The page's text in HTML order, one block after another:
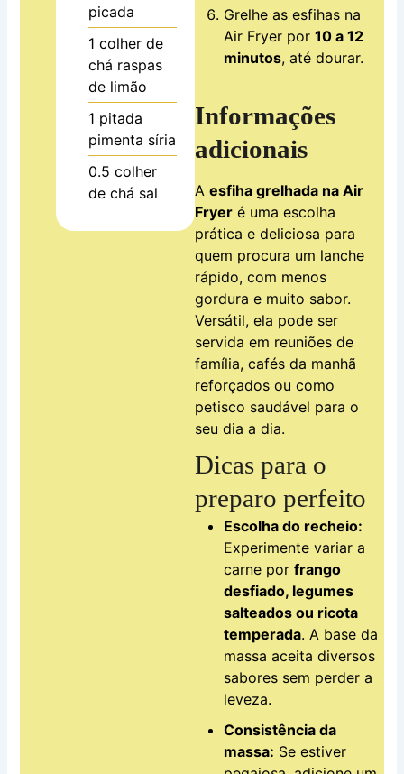
picada
1 colher de
chá raspas
de limão
1 pitada
pimenta síria
0.5 colher
de chá sal
Grelhe as esfihas na
Air Fryer por10 a 12
minutos, até dourar.
Informações
adicionais
Aesfiha grelhada na Air
Fryer é uma escolha
prática e deliciosa para
quem procura um lanche
rápido, com menos
gordura e muito sabor.
Versátil, ela pode ser
servida em reuniões de
família, cafés da manhã
reforçados ou como
petisco saudável para o
seu dia a dia.
Dicas para o
preparo perfeito
Escolha do recheio:
Experimente variar a
carne porfrango
desfiado, legumes
salteados ou ricota
temperada. A base da
massa aceita diversos
sabores sem perder a
leveza.
Consistência da
massa: Se estiver